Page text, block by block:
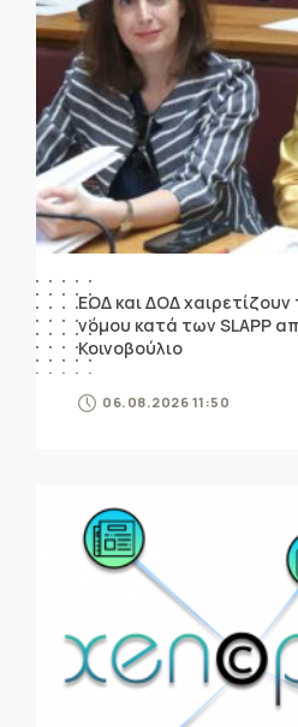
ΕΟΔ και ΔΟΔ
νόμου κατά των SLAPP
Κοινοβούλιο
06.08.2026 11:50